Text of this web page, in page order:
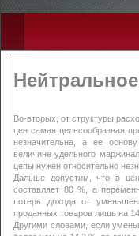
Во-вторых, от структуры
цен самая целесообразная
незначительна, а ее
величине удельного
цепы нужен относительно
Дальше допустим, что в
составляет 80 %, а
потерь дохода от
проданных товаров лишь на
Другими словами, если